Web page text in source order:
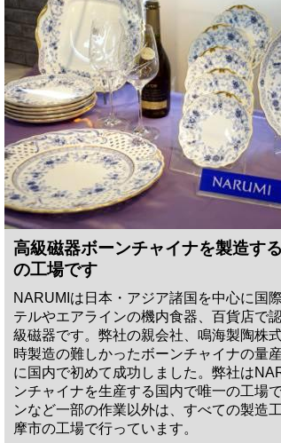
高級磁器ボーンチャイナを製造す
の工場です
NARUMIは日本・アジア諸国を中心に国
テルやエアラインの機内食器、百貨店で
級磁器です。弊社の親会社、鳴海製陶株
時製造の難しかったボーンチャイナの量
に国内で初めて成功しました。弊社は
ンチャイナを生産する国内で唯一の工場
ンなど一部の作業以外は、すべての製造
摩市の工場で行っています。